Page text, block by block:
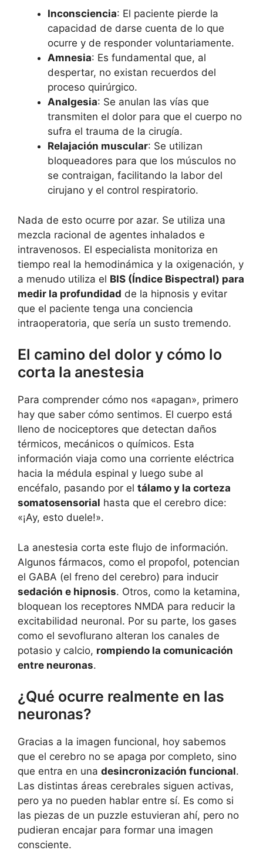
Inconsciencia: El paciente pierde la
capacidad de darse cuenta de lo que
ocurre y de responder voluntariamente.
Amnesia: Es fundamental que, al
despertar, no existan recuerdos del
proceso quirúrgico.
Analgesia: Se anulan las vías que
transmiten el dolor para que el cuerpo no
sufra el trauma de la cirugía.
Relajación muscular: Se utilizan
bloqueadores para que los músculos no
se contraigan, facilitando la labor del
cirujano y el control respiratorio.
Nada de esto ocurre por azar. Se utiliza una
mezcla racional de agentes inhalados e
intravenosos. El especialista monitoriza en
tiempo real la hemodinámica y la oxigenación, y
a menudo utiliza el BIS (Índice Bispectral) para
medir la profundidad de la hipnosis y evitar
que el paciente tenga una conciencia
intraoperatoria, que sería un susto tremendo.
El camino del dolor y cómo lo
corta la anestesia
Para comprender cómo nos «apagan», primero
hay que saber cómo sentimos. El cuerpo está
lleno de nociceptores que detectan daños
térmicos, mecánicos o químicos. Esta
información viaja como una corriente eléctrica
hacia la médula espinal y luego sube al
encéfalo, pasando por el tálamo y la corteza
somatosensorial hasta que el cerebro dice:
«¡Ay, esto duele!».
La anestesia corta este flujo de información.
Algunos fármacos, como el propofol, potencian
el GABA (el freno del cerebro) para inducir
sedación e hipnosis. Otros, como la ketamina,
bloquean los receptores NMDA para reducir la
excitabilidad neuronal. Por su parte, los gases
como el sevoflurano alteran los canales de
potasio y calcio, rompiendo la comunicación
entre neuronas.
¿Qué ocurre realmente en las
neuronas?
Gracias a la imagen funcional, hoy sabemos
que el cerebro no se apaga por completo, sino
que entra en una desincronización funcional.
Las distintas áreas cerebrales siguen activas,
pero ya no pueden hablar entre sí. Es como si
las piezas de un puzzle estuvieran ahí, pero no
pudieran encajar para formar una imagen
consciente.